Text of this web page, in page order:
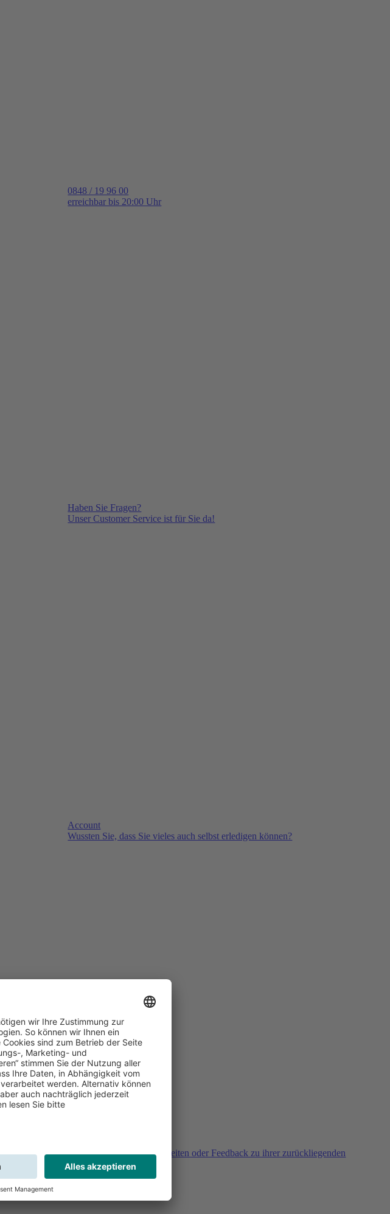
0848 / 19 96 00
erreichbar bis 20:00 Uhr
Haben Sie Fragen?
Unser Customer Service ist für Sie da!
Account
Wussten Sie, dass Sie vieles auch selbst erledigen können?
Sie haben Fragen, Unklarheiten oder Feedback zu ihrer zurückliegenden
Buchung?